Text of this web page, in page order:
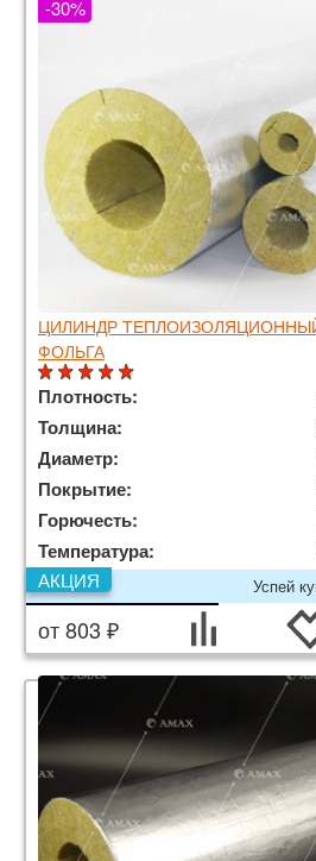
ЦИЛИНДР
ФОЛЬГА
-30%
Плотность:
Толщина:
Диаметр:
Покрытие:
Горючесть:
Температура:
Успей
АКЦИЯ
от 803 ₽